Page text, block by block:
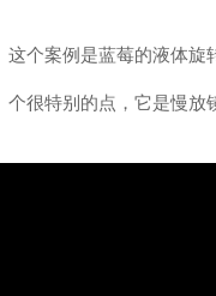
这个案例是蓝莓的液体旋
个很特别的点，它是慢放